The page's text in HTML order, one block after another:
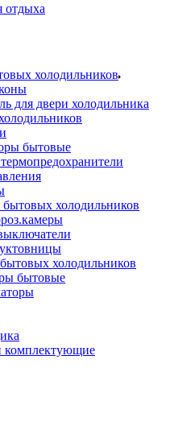
отдыха
холодильников
для двери холодильника
бытовые
холодильников
холодильников
бытовые
комплектующие